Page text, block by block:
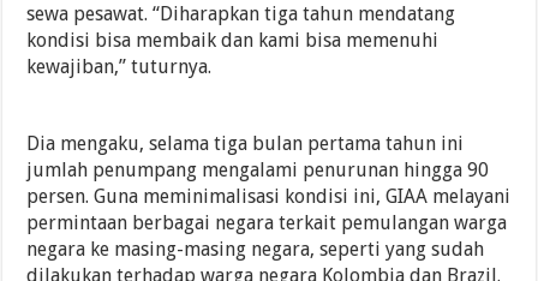
sewa pesawat. “Diharapkan tiga tahun mendatang
kondisi bisa membaik dan kami bisa memenuhi
kewajiban,” tuturnya.
Dia mengaku, selama tiga bulan pertama tahun ini
jumlah penumpang mengalami penurunan hingga 90
persen. Guna meminimalisasi kondisi ini, GIAA melayani
permintaan berbagai negara terkait pemulangan warga
negara ke masing-masing negara, seperti yang sudah
dilakukan terhadap warga negara Kolombia dan Brazil.